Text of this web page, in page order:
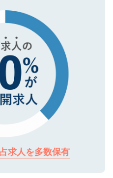
てもご安心ください。
求人を多数保有